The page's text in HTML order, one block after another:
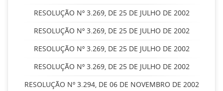
RESOLUÇÃO Nº 3.269, DE 25 DE JULHO DE 2002
RESOLUÇÃO Nº 3.269, DE 25 DE JULHO DE 2002
RESOLUÇÃO Nº 3.269, DE 25 DE JULHO DE 2002
RESOLUÇÃO Nº 3.269, DE 25 DE JULHO DE 2002
RESOLUÇÃO Nº 3.294, DE 06 DE NOVEMBRO DE 2002